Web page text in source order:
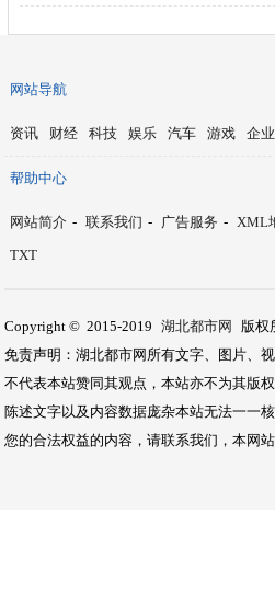
网站导航
资讯 财经 科技 娱乐 汽车 游戏 企业
帮助中心
网站简介 - 联系我们 - 广告服务 - XML
TXT
Copyright © 2015-2019 湖北都市网 版权
免责声明：湖北都市网所有文字、图片、
不代表本站赞同其观点，本站亦不为其版
陈述文字以及内容数据庞杂本站无法一一
您的合法权益的内容，请联系我们，本网